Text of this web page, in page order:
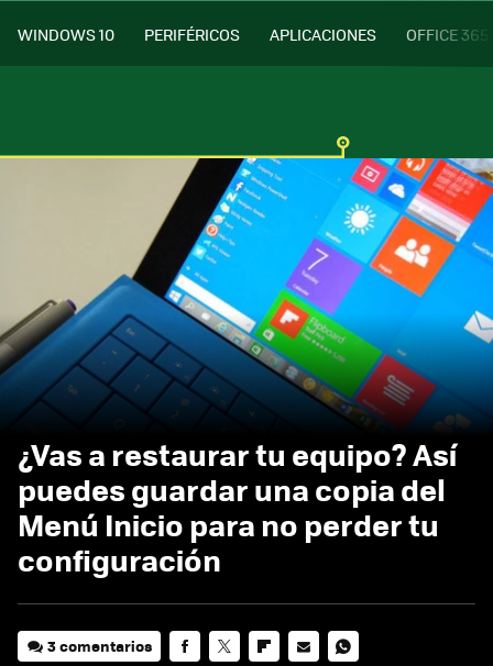
WINDOWS 10 PERIFÉRICOS APLICACIONES OFFICE 365
¿Vas a restaurar tu equipo? Así
puedes guardar una copia del
Menú Inicio para no perder tu
configuración
3 comentarios